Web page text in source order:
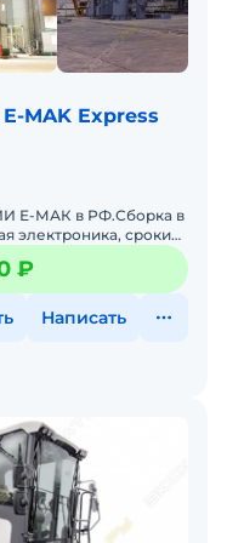
MAK Express
МАК в РФ.Сборка в
электроника, сроки
не Китай от 4 недель)
₽
Написать